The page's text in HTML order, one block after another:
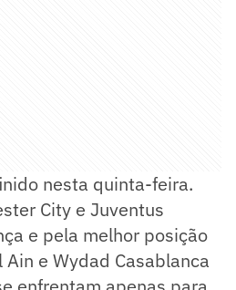
nesta quinta-feira.
City e Juventus
e pela melhor posição
e Wydad Casablanca